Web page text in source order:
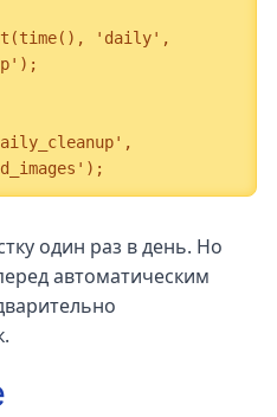
один раз в день. Но
автоматическим